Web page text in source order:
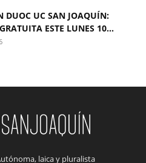
DUOC UC SAN JOAQUÍN:
ESTE LUNES 10...
laica y pluralista